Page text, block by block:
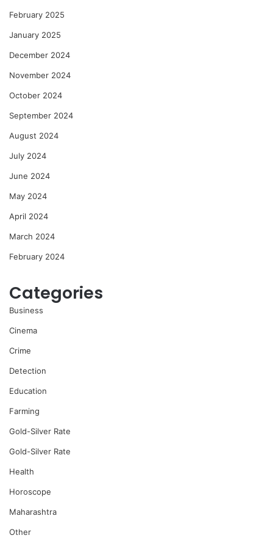
February 2025
January 2025
December 2024
November 2024
October 2024
September 2024
August 2024
July 2024
June 2024
May 2024
April 2024
March 2024
February 2024
Categories
Business
Cinema
Crime
Detection
Education
Farming
Gold-Silver Rate
Gold-Silver Rate
Health
Horoscope
Maharashtra
Other